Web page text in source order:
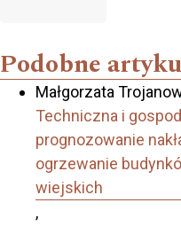
Podobne
Małgorzata
Techniczna i
prognozowanie
ogrzewanie
wiejskich
,